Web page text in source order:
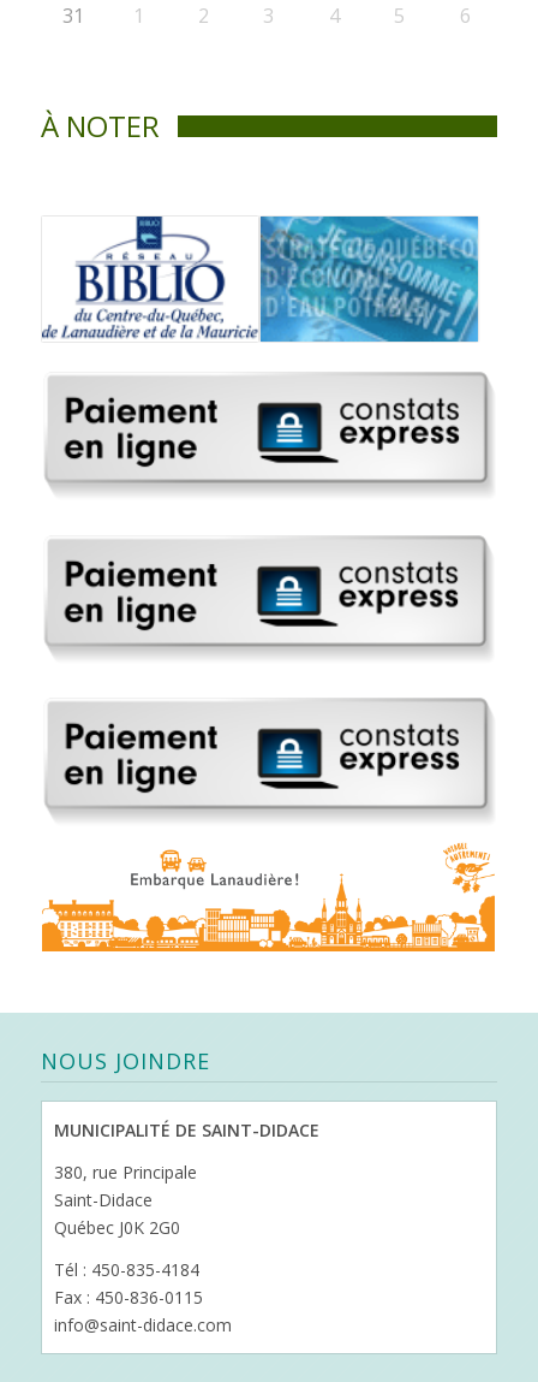
31 1 2 3 4 5 6
À NOTER
NOUS JOINDRE
MUNICIPALITÉ DE SAINT-DIDACE
380, rue Principale
Saint-Didace
Québec J0K 2G0
Tél : 450-835-4184
Fax : 450-836-0115
info@saint-didace.com